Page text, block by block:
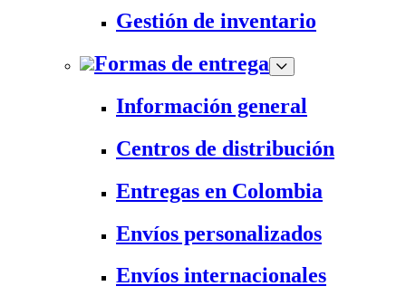
Gestión de inventario
Formas de entrega
Información general
Centros de distribución
Entregas en Colombia
Envíos personalizados
Envíos internacionales